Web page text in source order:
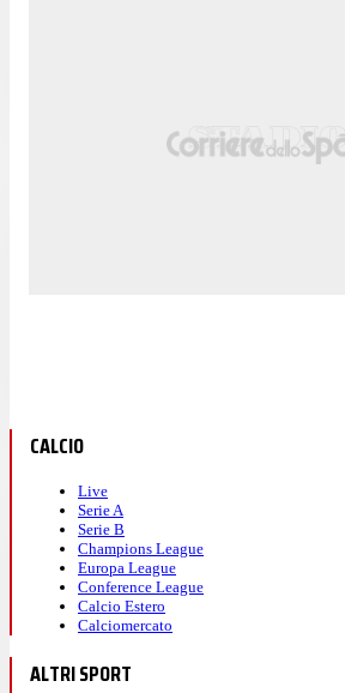
CALCIO
Live
Serie A
Serie B
Champions League
Europa League
Conference League
Calcio Estero
Calciomercato
ALTRI SPORT